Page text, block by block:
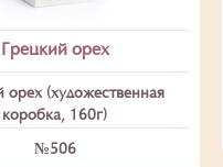
Грецкий орех
орех (художественная
коробка, 160г)
№506